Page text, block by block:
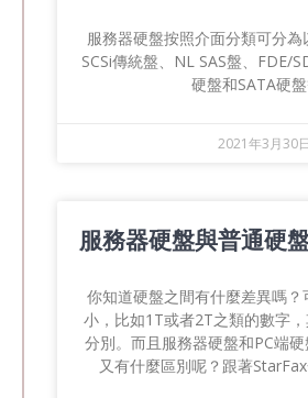
服務器硬盤按照介面分類可分為
SCSi傳統盤、NL SAS盤、FDE/
硬盤和SATA硬
2021年3月30日
服務器硬盤與普通硬
你知道硬盤之間有什麼差異嗎
小，比如1T或者2T之類的數字
分別。而且服務器硬盤和PC端
又有什麼區別呢？跟著StarFax